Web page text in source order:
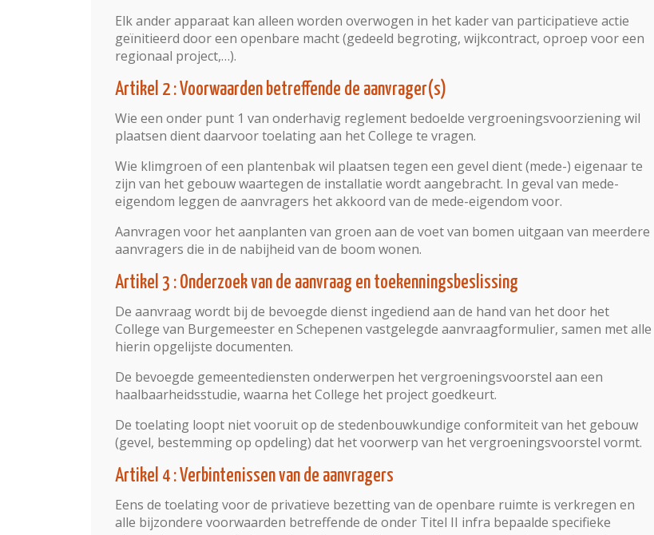
Elk ander apparaat kan alleen worden overwogen in het kader van participatieve actie
geïnitieerd door een openbare macht (gedeeld begroting, wijkcontract, oproep voor een
regionaal project,…).
Artikel 2 : Voorwaarden betreffende de aanvrager(s)
Wie een onder punt 1 van onderhavig reglement bedoelde vergroeningsvoorziening wil
plaatsen dient daarvoor toelating aan het College te vragen.
Wie klimgroen of een plantenbak wil plaatsen tegen een gevel dient (mede-) eigenaar te
zijn van het gebouw waartegen de installatie wordt aangebracht. In geval van mede-
eigendom leggen de aanvragers het akkoord van de mede-eigendom voor.
Aanvragen voor het aanplanten van groen aan de voet van bomen uitgaan van meerdere
aanvragers die in de nabijheid van de boom wonen.
Artikel 3 : Onderzoek van de aanvraag en toekenningsbeslissing
De aanvraag wordt bij de bevoegde dienst ingediend aan de hand van het door het
College van Burgemeester en Schepenen vastgelegde aanvraagformulier, samen met alle
hierin opgelijste documenten.
De bevoegde gemeentediensten onderwerpen het vergroeningsvoorstel aan een
haalbaarheidsstudie, waarna het College het project goedkeurt.
De toelating loopt niet vooruit op de stedenbouwkundige conformiteit van het gebouw
(gevel, bestemming op opdeling) dat het voorwerp van het vergroeningsvoorstel vormt.
Artikel 4 : Verbintenissen van de aanvragers
Eens de toelating voor de privatieve bezetting van de openbare ruimte is verkregen en
alle bijzondere voorwaarden betreffende de onder Titel II infra bepaalde specifieke